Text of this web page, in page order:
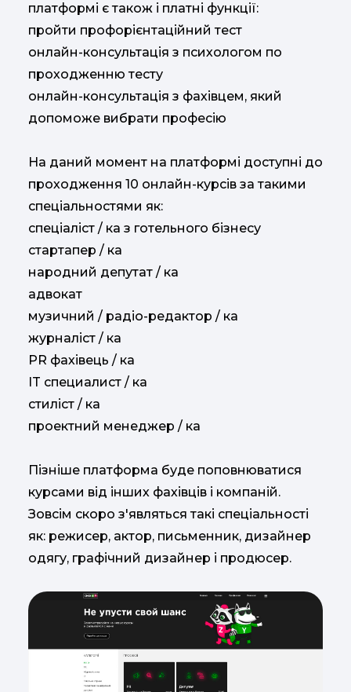
платформі є також і платні функції:
пройти профорієнтаційний тест
онлайн-консультація з психологом по
проходженню тесту
онлайн-консультація з фахівцем, який
допоможе вибрати професію
На даний момент на платформі доступні до
проходження 10 онлайн-курсів за такими
спеціальностями як:
спеціаліст / ка з готельного бізнесу
стартапер / ка
народний депутат / ка
адвокат
музичний / радіо-редактор / ка
журналіст / ка
PR фахівець / ка
IT специалист / ка
стиліст / ка
проектний менеджер / ка
Пізніше платформа буде поповнюватися
курсами від інших фахівців і компаній.
Зовсім скоро з'являться такі спеціальності
як: режисер, актор, письменник, дизайнер
одягу, графічний дизайнер і продюсер.